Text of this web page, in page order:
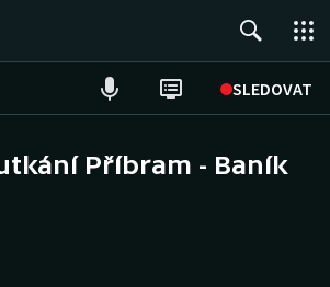
SLEDOVAT
Příbram - Baník